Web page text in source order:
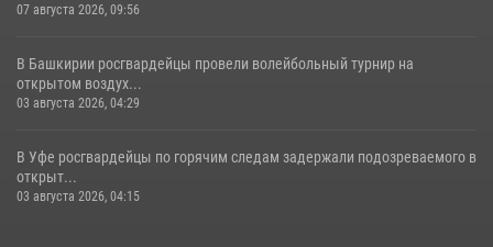
07 августа 2026, 09:56
В Башкирии росгвардейцы провели волейбольный турнир на
открытом воздух...
03 августа 2026, 04:29
В Уфе росгвардейцы по горячим следам задержали подозреваемого в
открыт...
03 августа 2026, 04:15